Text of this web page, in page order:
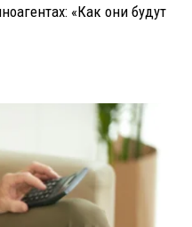
«Как они будут